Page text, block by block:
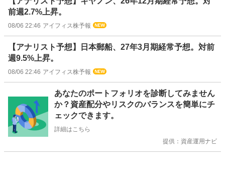
前週2.7%上昇。
08/06 22:46 アイフィス株予報
【アナリスト予想】日本郵船、27年3月期経常予想。対前
週9.5%上昇。
08/06 22:46 アイフィス株予報
あなたのポートフォリオを診断してみません
か？資産配分やリスクのバランスを簡単にチ
ェックできます。
詳細はこちら
提供：資産運用ナビ